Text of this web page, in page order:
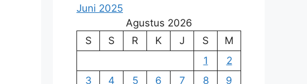
Juni 2025
Agustus 2026
S
S R K J S
M
1
2
3
4 5 6 7 8
9